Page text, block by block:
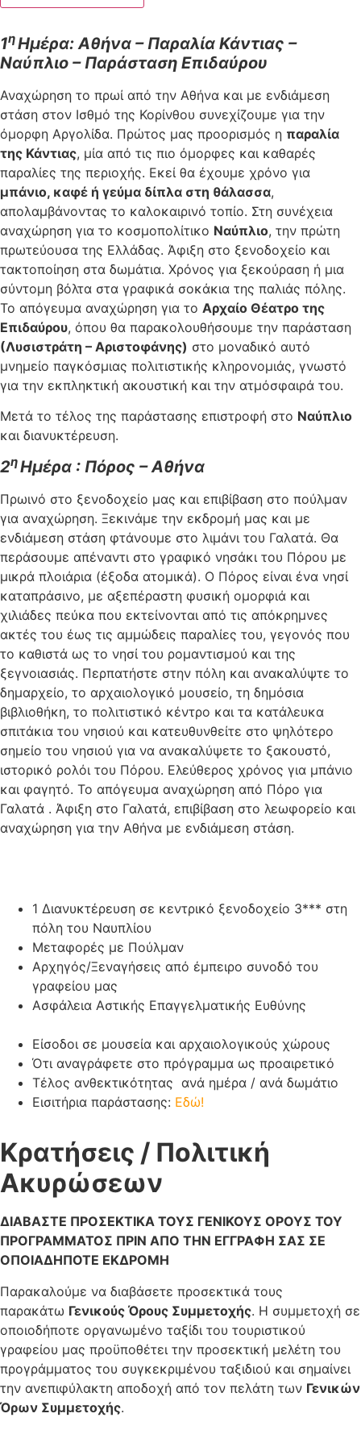
1ηΗμέρα: Αθήνα – Παραλία Κάντιας –
Ναύπλιο – Παράσταση Επιδαύρου
Αναχώρηση το πρωί από την Αθήνα και με ενδιάμεση
στάση στον Ισθμό της Κορίνθου συνεχίζουμε για την
όμορφη Αργολίδα. Πρώτος μας προορισμός η παραλία
της Κάντιας, μία από τις πιο όμορφες και καθαρές
παραλίες της περιοχής. Εκεί θα έχουμε χρόνο για
μπάνιο, καφέ ή γεύμα δίπλα στη θάλασσα,
απολαμβάνοντας το καλοκαιρινό τοπίο. Στη συνέχεια
αναχώρηση για το κοσμοπολίτικο Ναύπλιο, την πρώτη
πρωτεύουσα της Ελλάδας. Άφιξη στο ξενοδοχείο και
τακτοποίηση στα δωμάτια. Χρόνος για ξεκούραση ή μια
σύντομη βόλτα στα γραφικά σοκάκια της παλιάς πόλης.
Το απόγευμα αναχώρηση για το Αρχαίο Θέατρο της
Επιδαύρου, όπου θα παρακολουθήσουμε την παράσταση
(Λυσιστράτη – Αριστοφάνης) στο μοναδικό αυτό
μνημείο παγκόσμιας πολιτιστικής κληρονομιάς, γνωστό
για την εκπληκτική ακουστική και την ατμόσφαιρά του.
Μετά το τέλος της παράστασης επιστροφή στο Ναύπλιο
και διανυκτέρευση.
2ηΗμέρα : Πόρος – Αθήνα
Πρωινό στο ξενοδοχείο μας και επιβίβαση στο πούλμαν
για αναχώρηση. Ξεκινάμε την εκδρομή μας και με
ενδιάμεση στάση φτάνουμε στο λιμάνι του Γαλατά. Θα
περάσουμε απέναντι στο γραφικό νησάκι του Πόρου με
μικρά πλοιάρια (έξοδα ατομικά). Ο Πόρος είναι ένα νησί
καταπράσινο, με αξεπέραστη φυσική ομορφιά και
χιλιάδες πεύκα που εκτείνονται από τις απόκρημνες
ακτές του έως τις αμμώδεις παραλίες του, γεγονός που
το καθιστά ως το νησί του ρομαντισμού και της
ξεγνοιασιάς. Περπατήστε στην πόλη και ανακαλύψτε το
δημαρχείο, το αρχαιολογικό μουσείο, τη δημόσια
βιβλιοθήκη, το πολιτιστικό κέντρο και τα κατάλευκα
σπιτάκια του νησιού και κατευθυνθείτε στο ψηλότερο
σημείο του νησιού για να ανακαλύψετε το ξακουστό,
ιστορικό ρολόι του Πόρου. Ελεύθερος χρόνος για μπάνιο
και φαγητό. Το απόγευμα αναχώρηση από Πόρο για
Γαλατά . Άφιξη στο Γαλατά, επιβίβαση στο λεωφορείο και
αναχώρηση για την Αθήνα με ενδιάμεση στάση.
1 Διανυκτέρευση σε κεντρικό ξενοδοχείο 3*** στη
πόλη του Ναυπλίου
Μεταφορές με Πούλμαν
Αρχηγός/Ξεναγήσεις από έμπειρο συνοδό του
γραφείου μας
Ασφάλεια Αστικής Επαγγελματικής Ευθύνης
Είσοδοι σε μουσεία και αρχαιολογικούς χώρους
Ότι αναγράφετε στο πρόγραμμα ως προαιρετικό
Τέλος ανθεκτικότητας ανά ημέρα / ανά δωμάτιο
Εισιτήρια παράστασης: Εδώ!
Κρατήσεις / Πολιτική
Ακυρώσεων
ΔΙΑΒΑΣΤΕ ΠΡΟΣΕΚΤΙΚΑ ΤΟΥΣ ΓΕΝΙΚΟΥΣ ΟΡΟΥΣ ΤΟΥ
ΠΡΟΓΡΑΜΜΑΤΟΣ ΠΡΙΝ ΑΠΟ ΤΗΝ ΕΓΓΡΑΦΗ ΣΑΣ ΣΕ
ΟΠΟΙΑΔΗΠΟΤΕ ΕΚΔΡΟΜΗ
Παρακαλούμε να διαβάσετε προσεκτικά τους
παρακάτω Γενικούς Όρους Συμμετοχής. Η συμμετοχή σε
οποιοδήποτε οργανωμένο ταξίδι του τουριστικού
γραφείου μας προϋποθέτει την προσεκτική μελέτη του
προγράμματος του συγκεκριμένου ταξιδιού και σημαίνει
την ανεπιφύλακτη αποδοχή από τον πελάτη των Γενικών
Όρων Συμμετοχής.